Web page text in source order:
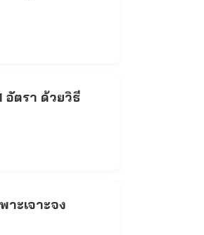
อัตรา ด้วยวิธี
ะเจาะจง